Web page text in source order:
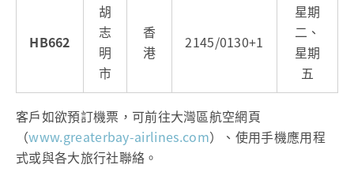
HB662
胡
志
明
市
香
港
2145/0130+1
星期
二、
星期
五
客戶如欲預訂機票，可前往大灣區航空網頁
（www.greaterbay-airlines.com）、使用手機應用程
式或與各大旅行社聯絡。